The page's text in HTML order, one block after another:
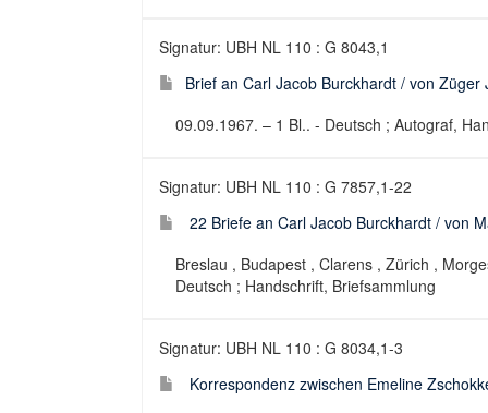
Signatur: UBH NL 110 : G 8043,1
Brief an Carl Jacob Burckhardt / von Züger
09.09.1967. – 1 Bl.. - Deutsch ; Autograf,
Signatur: UBH NL 110 : G 7857,1-22
22 Briefe an Carl Jacob Burckhardt / von
Breslau , Budapest , Clarens , Zürich ,
Deutsch ; Handschrift, Briefsammlung
Signatur: UBH NL 110 : G 8034,1-3
Korrespondenz zwischen Emeline